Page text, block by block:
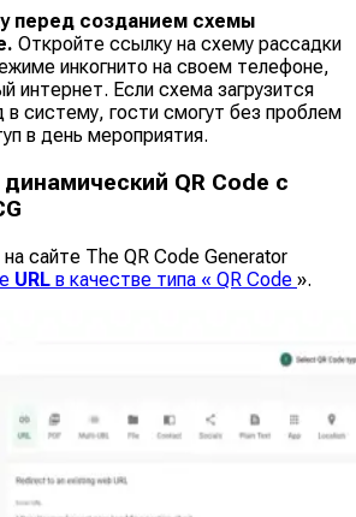
перед созданием схемы
Откройте ссылку на схему рассадки
инкогнито на своем телефоне,
интернет. Если схема загрузится
в систему, гости смогут без проблем
в день мероприятия.
QR Code с
сайте The QR Code Generator
URL в качестве типа « QR Code ».